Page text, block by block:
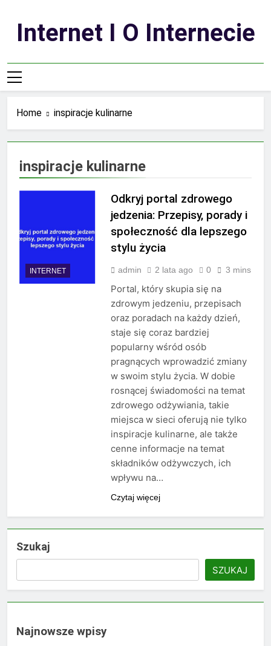
contentInternet I O Internecie
Home inspiracje kulinarne
inspiracje kulinarne
INTERNET
Odkryj portal zdrowego
jedzenia: Przepisy, porady i
społeczność dla lepszego
stylu życia
admin 2 lata ago 0 3 mins
Portal, który skupia się na
zdrowym jedzeniu, przepisach
oraz poradach na każdy dzień,
staje się coraz bardziej
popularny wśród osób
pragnących wprowadzić zmiany
w swoim stylu życia. W dobie
rosnącej świadomości na temat
zdrowego odżywiania, takie
miejsca w sieci oferują nie tylko
inspiracje kulinarne, ale także
cenne informacje na temat
składników odżywczych, ich
wpływu na…
Czytaj więcej
Szukaj
SZUKAJ
Najnowsze wpisy